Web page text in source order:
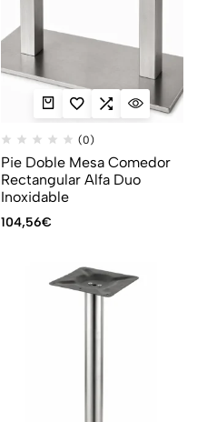
(0)
Pie Doble Mesa Comedor
Rectangular Alfa Duo
Inoxidable
104,56€